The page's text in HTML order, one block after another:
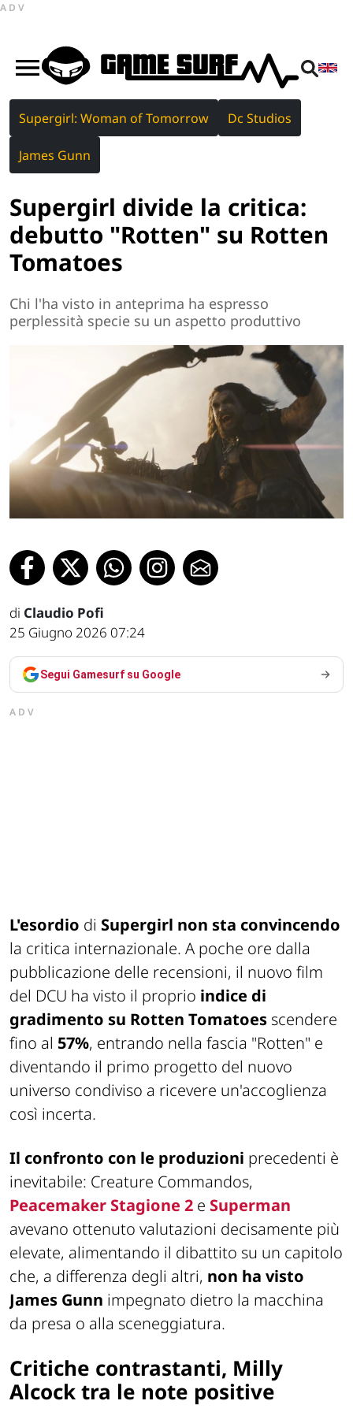
ADV
Supergirl: Woman of Tomorrow Dc Studios
James Gunn
Supergirl divide la critica:
debutto "Rotten" su Rotten
Tomatoes
Chi l'ha visto in anteprima ha espresso
perplessità specie su un aspetto produttivo
di Claudio Pofi
25 Giugno 2026 07:24
Segui Gamesurf su Google
ADV
L'esordio di Supergirl non sta convincendo
la critica internazionale. A poche ore dalla
pubblicazione delle recensioni, il nuovo film
del DCU ha visto il proprio indice di
gradimento su Rotten Tomatoes scendere
fino al 57%, entrando nella fascia "Rotten" e
diventando il primo progetto del nuovo
universo condiviso a ricevere un'accoglienza
così incerta.
Il confronto con le produzioni precedenti è
inevitabile: Creature Commandos,
Peacemaker Stagione 2 e Superman
avevano ottenuto valutazioni decisamente più
elevate, alimentando il dibattito su un capitolo
che, a differenza degli altri, non ha visto
James Gunn impegnato dietro la macchina
da presa o alla sceneggiatura.
Critiche contrastanti, Milly
Alcock tra le note positive